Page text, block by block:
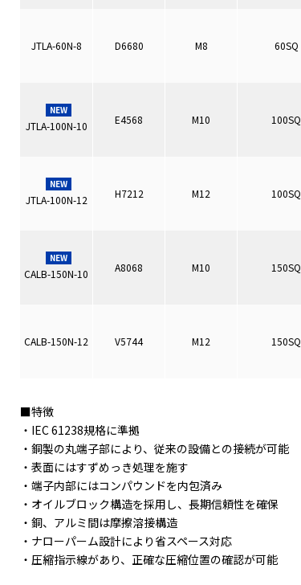
JTLA-60N-8 D6680
NEW
JTLA-100N-10 E4568
NEW
JTLA-100N-12 H7212
NEW
CALB-150N-10 A8068
CALB-150N-12 V5744
M8 60SQ
M10 100SQ
M12 100SQ
M10 150SQ
M12 150SQ
■特徴
・IEC 61238規格に準拠
・銅製の丸端子部により、従来の設備との接続が可能
・表面にはすずめっき処理を施す
・端子内部にはコンパウンドを内包済み
・オイルブロック構造を採用し、長期信頼性を確保
・銅、アルミ間は摩擦溶接構造
・ナローパーム設計により省スペース対応
・圧縮指示線があり、正確な圧縮位置の確認が可能